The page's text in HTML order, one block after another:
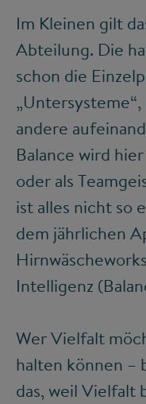
Im Kleinen gilt
Abteilung. Die
schon die
andere
Balance wird
oder als
ist alles nicht so
dem jährlichen
Intelligenz
Wer Vielfalt
halten können –
das, weil Vielfalt